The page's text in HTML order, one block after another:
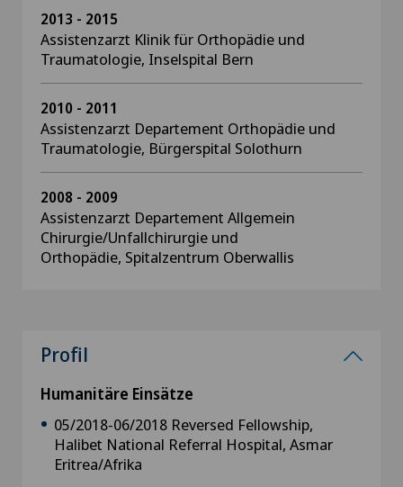
2013 - 2015
Assistenzarzt Klinik für Orthopädie und
Traumatologie, Inselspital Bern
2010 - 2011
Assistenzarzt Departement Orthopädie und
Traumatologie, Bürgerspital Solothurn
2008 - 2009
Assistenzarzt Departement Allgemein
Chirurgie/Unfallchirurgie und
Orthopädie, Spitalzentrum Oberwallis
Profil
Humanitäre Einsätze
05/2018-06/2018 Reversed Fellowship,
Halibet National Referral Hospital, Asmar
Eritrea/Afrika